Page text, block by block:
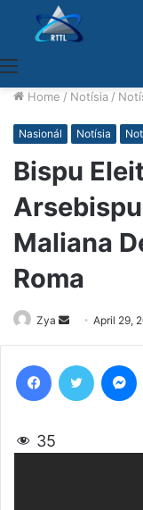
Home / Notísia /
Nasionál Notísia
Bispu
Maliana
Roma
Zya
Send
an
email
April 29,
35